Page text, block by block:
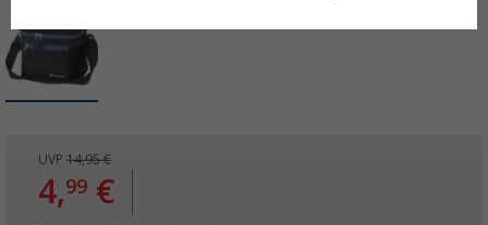
UVP 14,95 €
4,99 €